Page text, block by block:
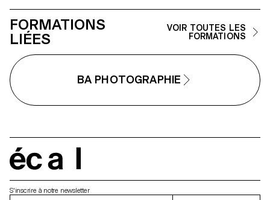
FORMATIONS
LIÉES
VOIR TOUTES LES
FORMATIONS
BA PHOTOGRAPHIE
S'inscrire à notre newsletter